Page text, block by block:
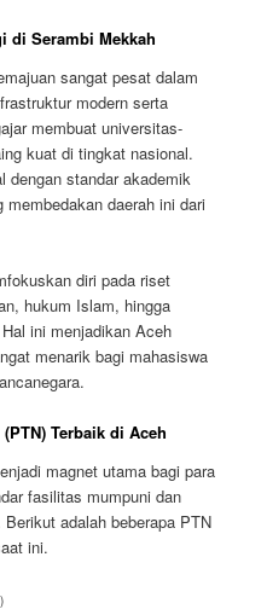
di Serambi Mekkah
sangat pesat dalam
modern serta
membuat universitas-
kuat di tingkat nasional.
dengan standar akademik
daerah ini dari
diri pada riset
hukum Islam, hingga
ini menjadikan Aceh
menarik bagi mahasiswa
Terbaik di Aceh
magnet utama bagi para
fasilitas mumpuni dan
adalah beberapa PTN
ini.